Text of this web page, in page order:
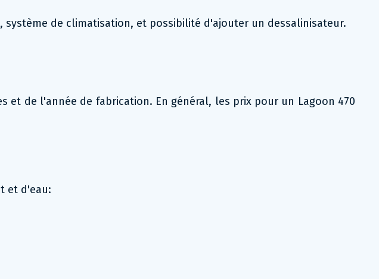
système de climatisation, et possibilité d'ajouter un dessalinisateur.
et de l'année de fabrication. En général, les prix pour un Lagoon 470
et d'eau: